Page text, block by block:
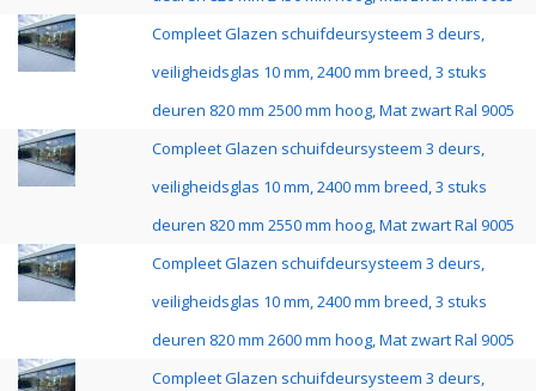
Compleet Glazen schuifdeursysteem 3 deurs,
veiligheidsglas 10 mm, 2400 mm breed, 3 stuks
deuren 820 mm 2500 mm hoog, Mat zwart Ral 9005
Compleet Glazen schuifdeursysteem 3 deurs,
veiligheidsglas 10 mm, 2400 mm breed, 3 stuks
deuren 820 mm 2550 mm hoog, Mat zwart Ral 9005
Compleet Glazen schuifdeursysteem 3 deurs,
veiligheidsglas 10 mm, 2400 mm breed, 3 stuks
deuren 820 mm 2600 mm hoog, Mat zwart Ral 9005
Compleet Glazen schuifdeursysteem 3 deurs,